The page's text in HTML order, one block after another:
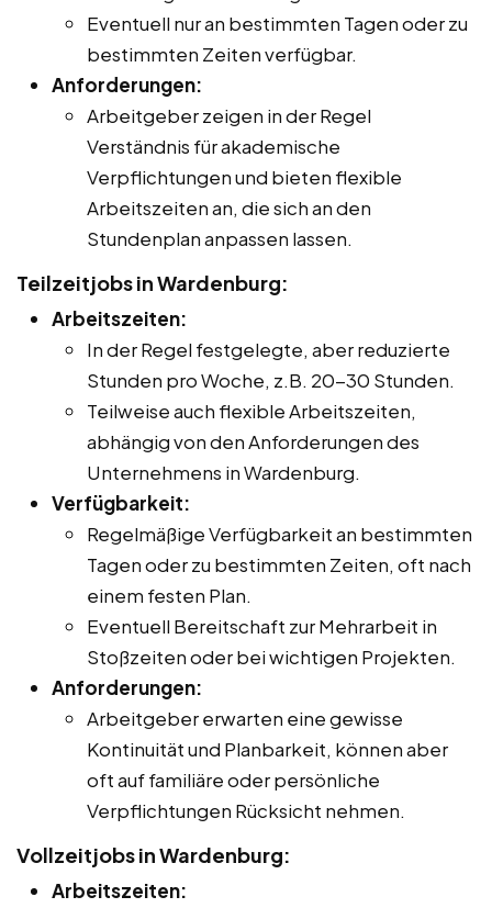
Eventuell nur an bestimmten Tagen oder zu
bestimmten Zeiten verfügbar.
Anforderungen:
Arbeitgeber zeigen in der Regel
Verständnis für akademische
Verpflichtungen und bieten flexible
Arbeitszeiten an, die sich an den
Stundenplan anpassen lassen.
Teilzeitjobs in Wardenburg:
Arbeitszeiten:
In der Regel festgelegte, aber reduzierte
Stunden pro Woche, z.B. 20-30 Stunden.
Teilweise auch flexible Arbeitszeiten,
abhängig von den Anforderungen des
Unternehmens in Wardenburg.
Verfügbarkeit:
Regelmäßige Verfügbarkeit an bestimmten
Tagen oder zu bestimmten Zeiten, oft nach
einem festen Plan.
Eventuell Bereitschaft zur Mehrarbeit in
Stoßzeiten oder bei wichtigen Projekten.
Anforderungen:
Arbeitgeber erwarten eine gewisse
Kontinuität und Planbarkeit, können aber
oft auf familiäre oder persönliche
Verpflichtungen Rücksicht nehmen.
Vollzeitjobs in Wardenburg:
Arbeitszeiten: